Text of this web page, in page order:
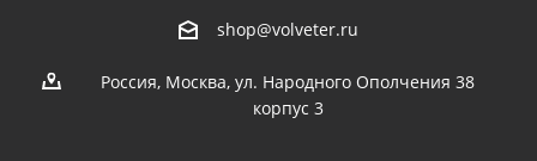
shop@volveter.ru
Россия, Москва, ул. Народного Ополчения 38
корпус 3